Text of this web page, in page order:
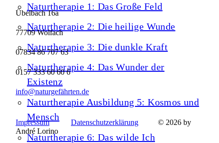
Naturtherapie 1: Das Große Feld
Naturtherapie 2: Die heilige Wunde
Naturtherapie 3: Die dunkle Kraft
Naturtherapie 4: Das Wunder der
Existenz
Naturtherapie Ausbildung 5: Kosmos und
Mensch
Naturtherapie 6: Das wilde Ich
Übelbach 16a
77709 Wolfach
07834 86 707 63
0157 333 60 60 6
info@naturgefährten.de
Impressum Datenschutzerklärung © 2026 by
André Lorino